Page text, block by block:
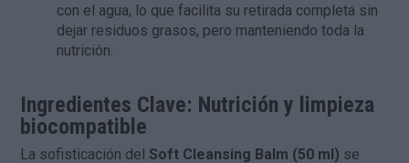
con el agua, lo que facilita su retirada completa sin
dejar residuos grasos, pero manteniendo toda la
nutrición.
Ingredientes Clave: Nutrición y limpieza
biocompatible
La sofisticación del Soft Cleansing Balm (50 ml) se